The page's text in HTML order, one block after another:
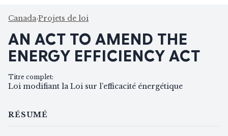
Canada›Projets de loi
AN ACT TO AMEND THE
ENERGY EFFICIENCY ACT
Titre complet:
Loi modifiant la Loi sur l’efficacité énergétique
RÉSUMÉ